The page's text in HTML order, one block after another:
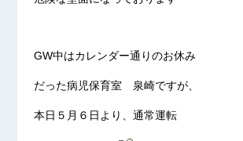
GW中はカレンダー通りのお休み
だった病児保育室 泉崎ですが、
本日５月６日より、通常運転